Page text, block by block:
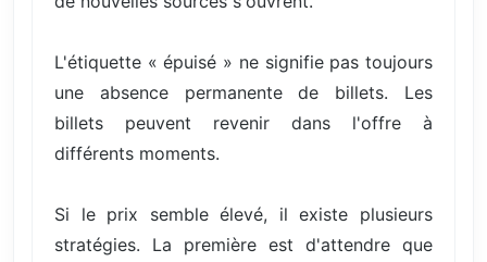
L'étiquette « épuisé » ne signifie pas toujours
une absence permanente de billets. Les
billets peuvent revenir dans l'offre à
différents moments.
Si le prix semble élevé, il existe plusieurs
stratégies. La première est d'attendre que